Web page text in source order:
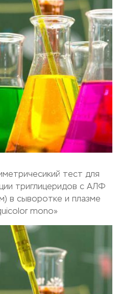
тест для
триглицеридов с АЛФ
в сыворотке и плазме
mono»